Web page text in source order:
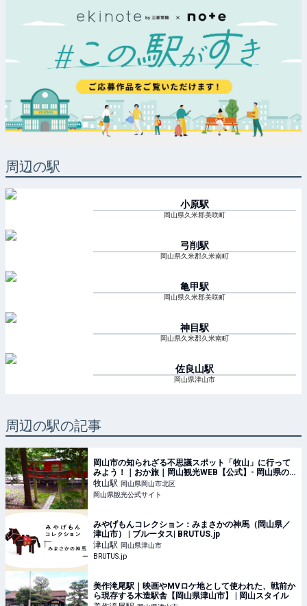
周辺の駅
小原駅
岡山県久米郡美咲町
弓削駅
岡山県久米郡久米南町
亀甲駅
岡山県久米郡美咲町
神目駅
岡山県久米郡久米南町
佐良山駅
岡山県津山市
周辺の駅の記事
岡山市の知られざる不思議スポット「牧山」に行って
みよう！｜おか旅｜岡山観光WEB【公式】- 岡山県の
観光・旅行情報ならココ！
牧山駅 岡山県岡山市北区
岡山県観光公式サイト
みやげもんコレクション：みまさかの神馬（岡山県／
津山市） | ブルータス| BRUTUS.jp
津山駅 岡山県津山市
BRUTUS.jp
美作滝尾駅｜映画やMVロケ地として使われた、戦前か
ら現存する木造駅舎【岡山県津山市】 | 岡山スタイル